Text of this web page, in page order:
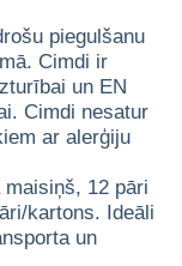
piegulšanu
Cimdi ir
un EN
Cimdi nesatur
ar alerģiju
maisiņš, 12 pāri
kartons. Ideāli
un